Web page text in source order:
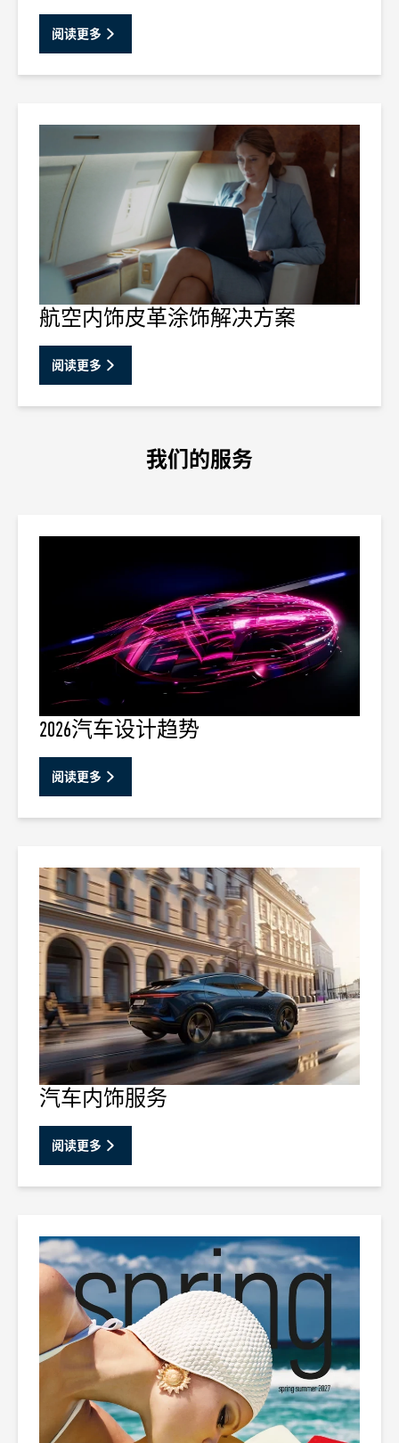
阅读更多
航空内饰皮革涂饰解决方案
阅读更多
我们的服务
2026汽车设计趋势
阅读更多
汽车内饰服务
阅读更多